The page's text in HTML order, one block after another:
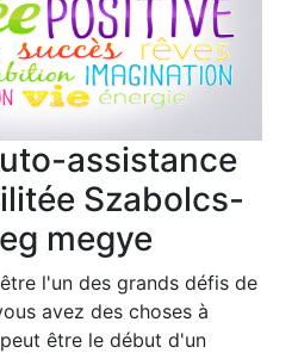
assistance
Szabolcs-
megye
l'un des grands défis de
avez des choses à
être le début d'un